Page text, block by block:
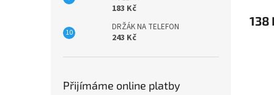
183 Kč
DRŽÁK NA TELEFON
243 Kč
Přijímáme online platby
138